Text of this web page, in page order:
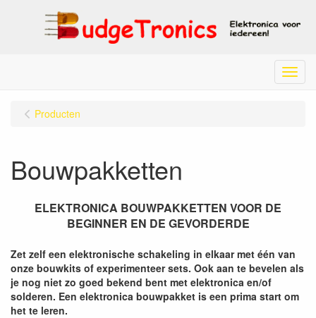
Menu
Producten
Bouwpakketten
ELEKTRONICA BOUWPAKKETTEN VOOR DE
BEGINNER EN DE GEVORDERDE
Zet zelf een elektronische schakeling in elkaar met één van
onze bouwkits of experimenteer sets. Ook aan te bevelen als
je nog niet zo goed bekend bent met elektronica en/of
solderen. Een elektronica bouwpakket is een prima start om
het te leren.